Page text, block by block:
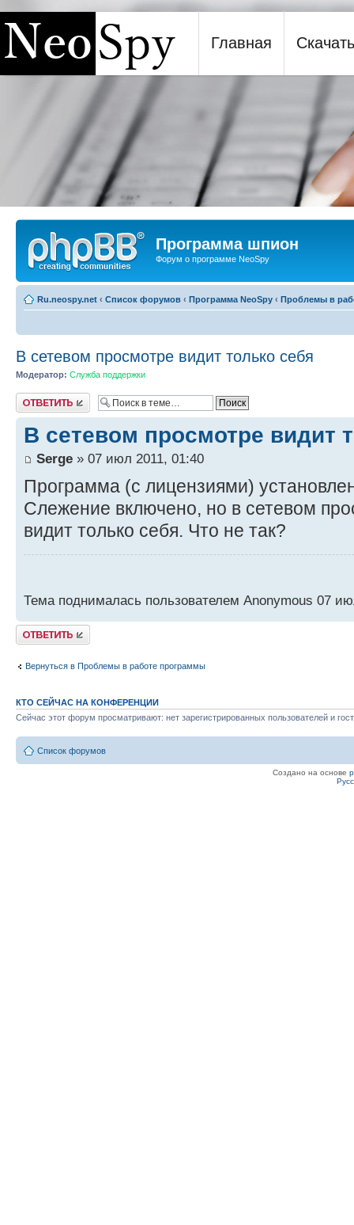
Программа шпион NeoSpy
Главная Скачать
Программа шпион
Форум о программе NeoSpy
Ru.neospy.net ‹ Список форумов ‹ Программа NeoSpy ‹ Проблемы в
В сетевом просмотре видит только себя
Модератор: Служба поддержки
Ответить
В сетевом просмотре видит
Serge » 07 июл 2011, 01:40
Программа (с лицензиями)
Слежение включено, но в сетевом
видит только себя. Что не так?
Тема поднималась пользователем Anonymous 07
Ответить
Вернуться в Проблемы в работе программы
КТО СЕЙЧАС НА КОНФЕРЕНЦИИ
Сейчас этот форум просматривают: нет зарегистрированных пользователей и
Список форумов
Создано на основе